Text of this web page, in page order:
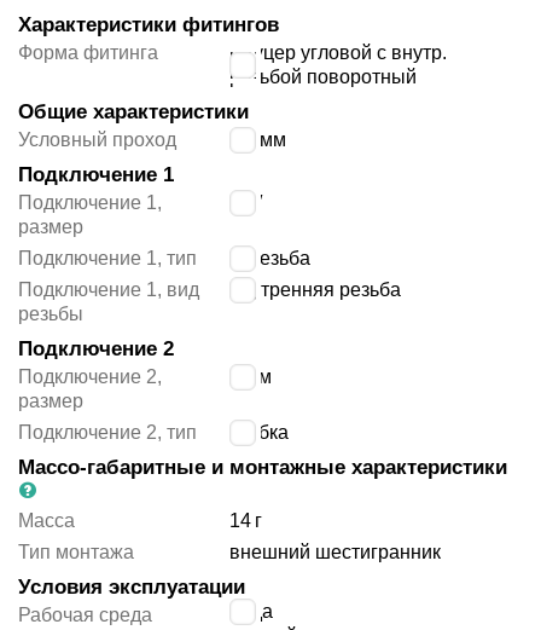
Характеристики фитингов
Форма фитинга
штуцер угловой с внутр.
резьбой поворотный
Общие характеристики
Условный проход мм
Подключение 1
Подключение 1,
размер
1/8″
Подключение 1, тип
G резьба
Подключение 1, вид
резьбы
внутренняя резьба
Подключение 2
Подключение 2,
размер
4 мм
Подключение 2, тип трубка
Массо-габаритные и монтажные характеристики
Масса 14 г
Тип монтажа
внешний шестигранник
Условия эксплуатации
Рабочая среда
вода